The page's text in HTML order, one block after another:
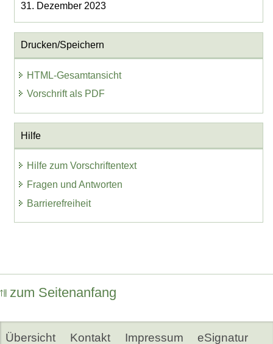
31. Dezember 2023
Drucken/Speichern
HTML-Gesamtansicht
Vorschrift als PDF
Hilfe
Hilfe zum Vorschriftentext
Fragen und Antworten
Barrierefreiheit
zum Seitenanfang
Übersicht Kontakt Impressum eSignatur